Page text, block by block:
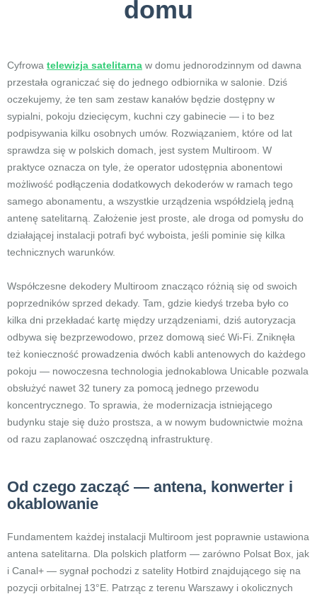
domu
Cyfrowa telewizja satelitarna w domu jednorodzinnym od dawna
przestała ograniczać się do jednego odbiornika w salonie. Dziś
oczekujemy, że ten sam zestaw kanałów będzie dostępny w
sypialni, pokoju dziecięcym, kuchni czy gabinecie — i to bez
podpisywania kilku osobnych umów. Rozwiązaniem, które od lat
sprawdza się w polskich domach, jest system Multiroom. W
praktyce oznacza on tyle, że operator udostępnia abonentowi
możliwość podłączenia dodatkowych dekoderów w ramach tego
samego abonamentu, a wszystkie urządzenia współdzielą jedną
antenę satelitarną. Założenie jest proste, ale droga od pomysłu do
działającej instalacji potrafi być wyboista, jeśli pominie się kilka
technicznych warunków.
Współczesne dekodery Multiroom znacząco różnią się od swoich
poprzedników sprzed dekady. Tam, gdzie kiedyś trzeba było co
kilka dni przekładać kartę między urządzeniami, dziś autoryzacja
odbywa się bezprzewodowo, przez domową sieć Wi-Fi. Zniknęła
też konieczność prowadzenia dwóch kabli antenowych do każdego
pokoju — nowoczesna technologia jednokablowa Unicable pozwala
obsłużyć nawet 32 tunery za pomocą jednego przewodu
koncentrycznego. To sprawia, że modernizacja istniejącego
budynku staje się dużo prostsza, a w nowym budownictwie można
od razu zaplanować oszczędną infrastrukturę.
Od czego zacząć — antena, konwerter i
okablowanie
Fundamentem każdej instalacji Multiroom jest poprawnie ustawiona
antena satelitarna. Dla polskich platform — zarówno Polsat Box, jak
i Canal+ — sygnał pochodzi z satelity Hotbird znajdującego się na
pozycji orbitalnej 13°E. Patrząc z terenu Warszawy i okolicznych